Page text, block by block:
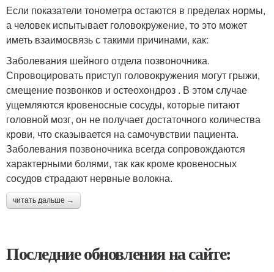
Если показатели тонометра остаются в пределах нормы,
а человек испытывает головокружение, то это может
иметь взаимосвязь с такими причинами, как:
Заболевания шейного отдела позвоночника.
Спровоцировать приступ головокружения могут грыжи,
смещение позвонков и остеохондроз . В этом случае
ущемляются кровеносные сосуды, которые питают
головной мозг, он не получает достаточного количества
крови, что сказывается на самочувствии пациента.
Заболевания позвоночника всегда сопровождаются
характерными болями, так как кроме кровеносных
сосудов страдают нервные волокна.
читать дальше →
Последние обновления на сайте: